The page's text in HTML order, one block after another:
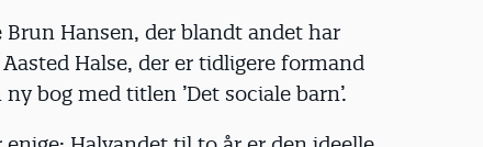
Hansen, der blandt andet har
Aasted Halse, der er tidligere formand
bog med titlen ’Det sociale barn’.